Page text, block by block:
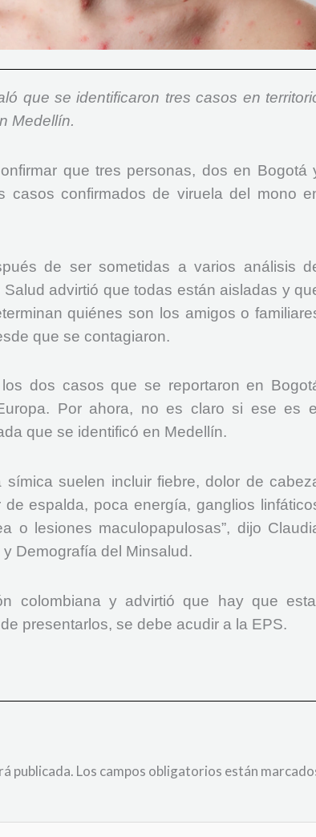
que se identificaron tres casos en
Medellín.
que tres personas, dos en Bogotá
casos confirmados de viruela del mono
de ser sometidas a varios análisis
advirtió que todas están aisladas y
quiénes son los amigos o
que se contagiaron.
dos casos que se reportaron en
Por ahora, no es claro si ese es
que se identificó en Medellín.
símica suelen incluir fiebre, dolor de
espalda, poca energía, ganglios
o lesiones maculopapulosas”, dijo
Demografía del Minsalud.
colombiana y advirtió que hay que
presentarlos, se debe acudir a la EPS.
publicada. Los campos obligatorios están